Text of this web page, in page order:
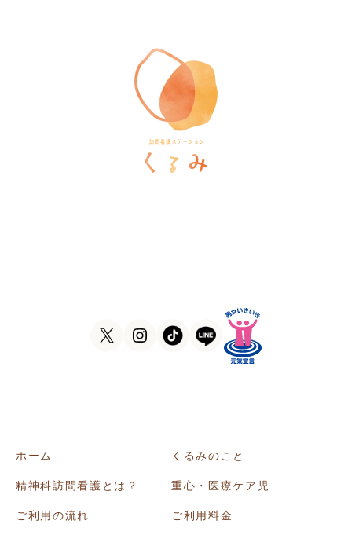
ホーム くるみのこと
精神科訪問看護とは？ 重心・医療ケア児
ご利用の流れ ご利用料金